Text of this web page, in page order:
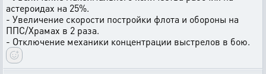
астероидах на 25%.
- Увеличение скорости постройки флота и обороны на
ППС/Храмах в 2 раза.
- Отключение механики концентрации выстрелов в бою.